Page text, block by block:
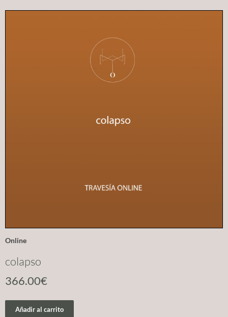
Online
colapso
366.00€
Añadir al carrito